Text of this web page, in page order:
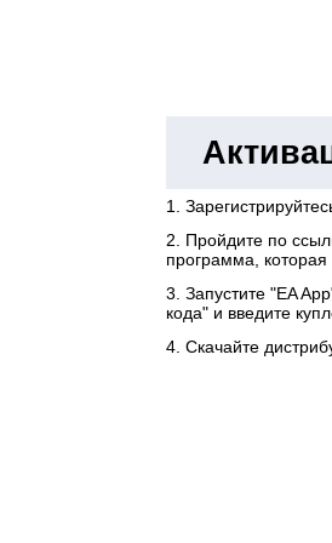
1.
2. Пройдите по
программа, которая
3. Запустите "EA
кода" и введите
4. Скачайте